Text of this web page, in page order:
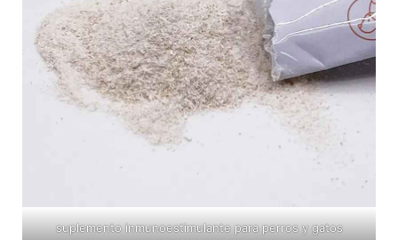
suplemento inmunoestimulante para perros y gatos